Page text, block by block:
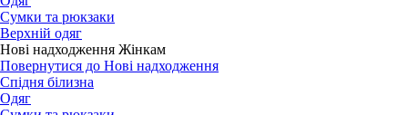
Сумки та рюкзаки
Верхній одяг
Нові надходження Жінкам
Повернутися до Нові надходження
Спідня білизна
Одяг